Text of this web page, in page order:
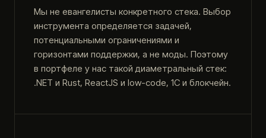
Мы не евангелисты конкретного стека. Выбор
инструмента определяется задачей,
потенциальными ограничениями и
горизонтами поддержки, а не моды. Поэтому
в портфеле у нас такой диаметральный стек:
.NET и Rust, ReactJS и low-code, 1С и блокчейн.